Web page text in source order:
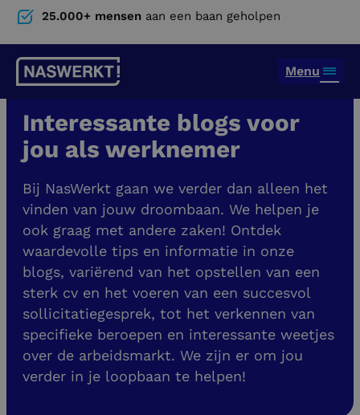
25.000+ mensen aan een baan geholpen
Menu
Interessante blogs voor
jou als werknemer
Bij NasWerkt gaan we verder dan alleen het
vinden van jouw droombaan. We helpen je
ook graag met andere zaken! Ontdek
waardevolle tips en informatie in onze
blogs, variërend van het opstellen van een
sterk cv en het voeren van een succesvol
sollicitatiegesprek, tot het verkennen van
specifieke beroepen en interessante weetjes
over de arbeidsmarkt. We zijn er om jou
verder in je loopbaan te helpen!